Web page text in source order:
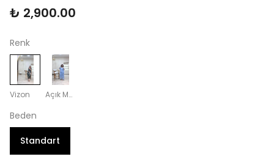
₺ 2,900.00
Renk
Vizon Açık Mavi
Beden
Standart